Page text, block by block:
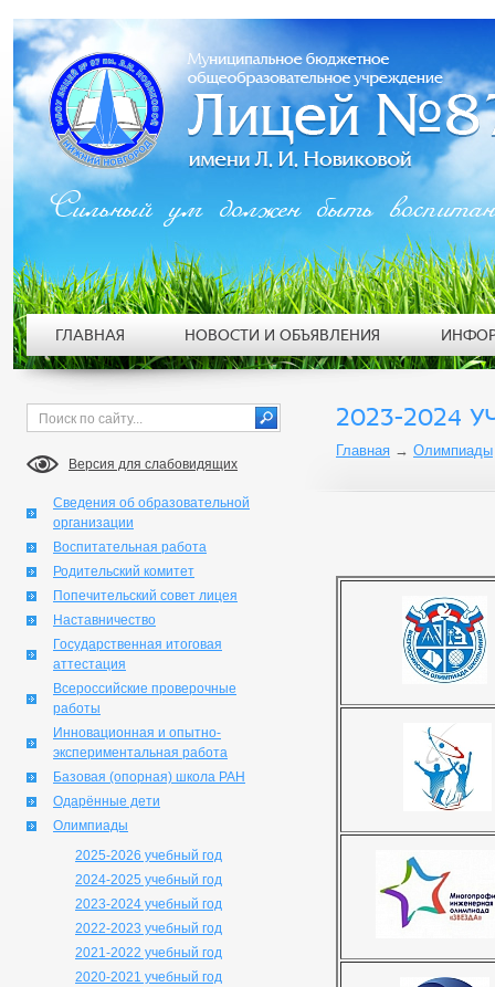
Версия для слабовидящих
Сведения об образовательной
организации
Воспитательная работа
Родительский комитет
Попечительский совет лицея
Наставничество
Государственная итоговая
аттестация
Всероссийские проверочные
работы
Инновационная и опытно-
экспериментальная работа
Базовая (опорная) школа РАН
Одарённые дети
Олимпиады
2025-2026 учебный год
2024-2025 учебный год
2023-2024 учебный год
2022-2023 учебный год
2021-2022 учебный год
2020-2021 учебный год
2023-2024
Главная → Олимпиады
Сильный ум должен быть
ГЛАВНАЯ НОВОСТИ И ОБЪЯВЛЕНИЯ